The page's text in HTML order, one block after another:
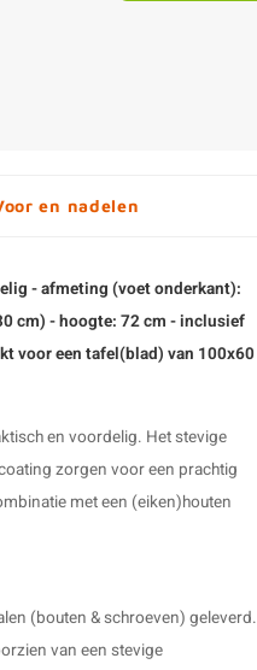
en nadelen
- afmeting (voet onderkant):
cm) - hoogte: 72 cm - inclusief
voor een tafel(blad) van 100x60
en voordelig. Het stevige
zorgen voor een prachtig
met een (eiken)houten
(bouten & schroeven) geleverd.
van een stevige